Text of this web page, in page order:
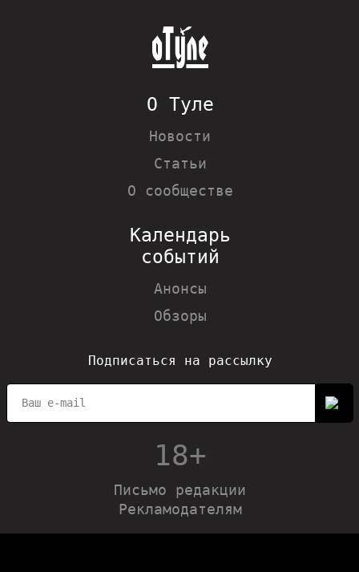
О Туле
Новости
Статьи
О сообществе
Календарь
событий
Анонсы
Обзоры
Подписаться на рассылку
18+
Письмо редакции
Рекламодателям